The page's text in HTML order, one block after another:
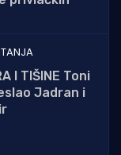
I TIŠINE Toni
Jadran i